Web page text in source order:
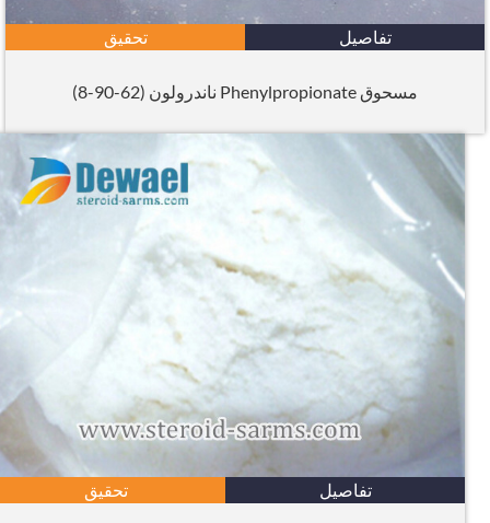
تفاصيل تحقيق
مسحوق Phenylpropionate ناندرولون (62-90-8)
تفاصيل تحقيق